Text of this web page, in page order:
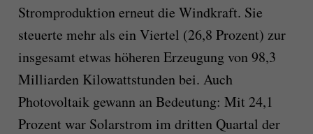
Stromproduktion erneut die Windkraft. Sie
steuerte mehr als ein Viertel (26,8 Prozent) zur
insgesamt etwas höheren Erzeugung von 98,3
Milliarden Kilowattstunden bei. Auch
Photovoltaik gewann an Bedeutung: Mit 24,1
Prozent war Solarstrom im dritten Quartal der